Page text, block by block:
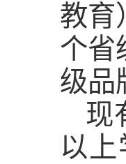
教育
个省
级品
现
以